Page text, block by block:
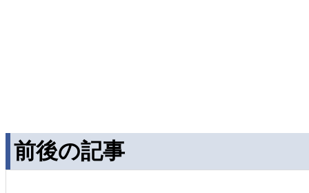
前後の記事